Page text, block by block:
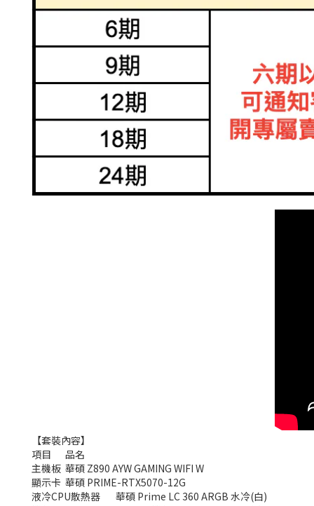
【套裝內容】
項目
品名
主機板 華碩 Z890 AYW GAMING WIFI W
顯示卡 華碩 PRIME-RTX5070-12G
液冷CPU散熱器
華碩 Prime LC 360 ARGB 水冷(白)